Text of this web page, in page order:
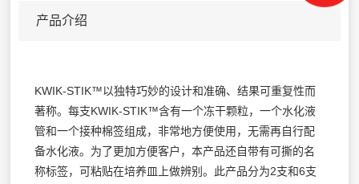
产品介绍
KWIK-STIK™以独特巧妙的设计和准确、结果可重复性而
著称。每支KWIK-STIK™含有一个冻干颗粒，一个水化液
管和一个接种棉签组成，非常地方便使用，无需再自行配
备水化液。为了更加方便客户，本产品还自带有可撕的名
称标签，可粘贴在培养皿上做辨别。此产品分为2支和6支